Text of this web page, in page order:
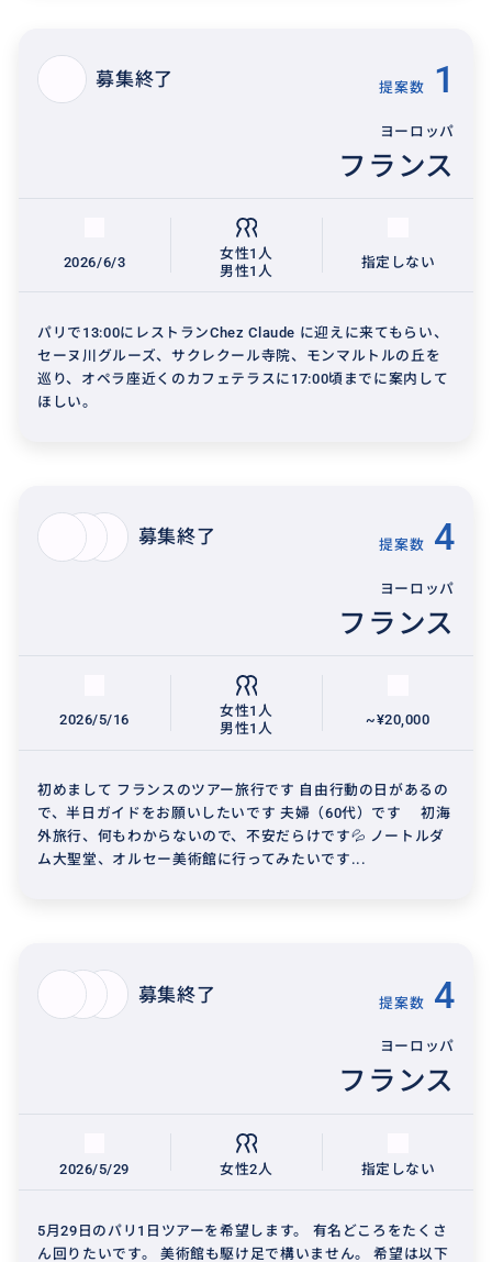
募集終了 提案数 1
ヨーロッパ
フランス
2026/6/3
女性1人
男性1人
指定しない
パリで13:00にレストランChez Claude に迎えに来てもらい、
セーヌ川グルーズ、サクレクール寺院、モンマルトルの丘を
巡り、オペラ座近くのカフェテラスに17:00頃までに案内して
ほしい。
募集終了 提案数 4
ヨーロッパ
フランス
2026/5/16
女性1人
男性1人
~¥20,000
初めまして フランスのツアー旅行です 自由行動の日があるの
で、半日ガイドをお願いしたいです 夫婦（60代）です 初海
外旅行、何もわからないので、不安だらけです💦 ノートルダ
ム大聖堂、オルセー美術館に行ってみたいです...
募集終了 提案数 4
ヨーロッパ
フランス
2026/5/29 女性2人 指定しない
5月29日のパリ1日ツアーを希望します。 有名どころをたくさ
ん回りたいです。 美術館も駆け足で構いません。 希望は以下